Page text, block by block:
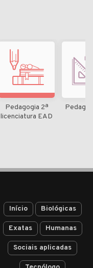
Pedagogia 2ª
licenciatura EAD
Início Biológicas
Exatas Humanas
Sociais aplicadas